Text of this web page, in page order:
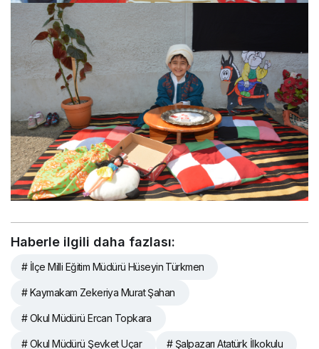
Haberle ilgili daha fazlası:
# İlçe Milli Eğitim Müdürü Hüseyin Türkmen
# Kaymakam Zekeriya Murat Şahan
# Okul Müdürü Ercan Topkara
# Okul Müdürü Şevket Uçar # Şalpazarı Atatürk İlkokulu